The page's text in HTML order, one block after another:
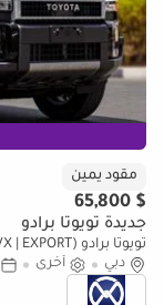
مقود يمين
$ 65,800
جديدة تويوتا برادو
تويوتا برادو (RHD) TOYOTA PRADO 250 VX | EXPORT (للتصدير فقط)
دبي
أخرى